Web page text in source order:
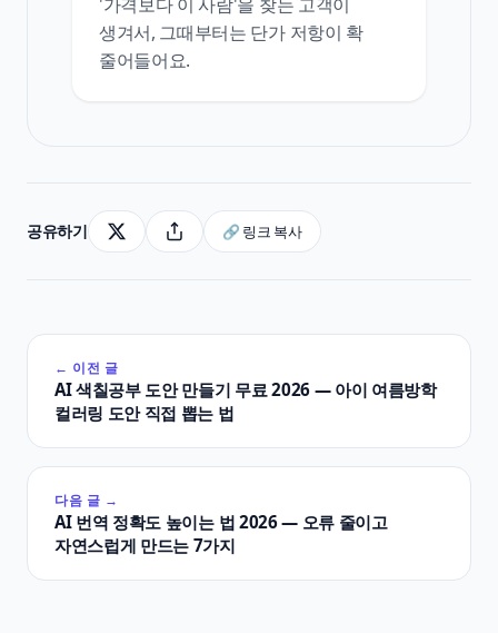
생겨서, 그때부터는 단가 저항이 확
줄어들어요.
공유하기 🔗 링크 복사
← 이전 글
AI 색칠공부 도안 만들기 무료 2026 — 아이 여름방학
컬러링 도안 직접 뽑는 법
다음 글 →
AI 번역 정확도 높이는 법 2026 — 오류 줄이고
자연스럽게 만드는 7가지